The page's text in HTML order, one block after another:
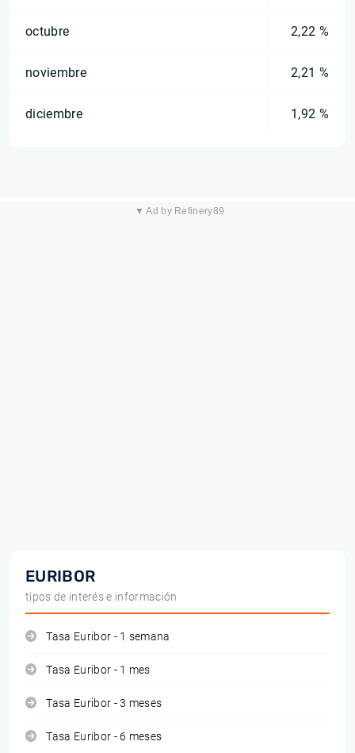
octubre 2,22 %
noviembre 2,21 %
diciembre 1,92 %
▼ Ad by Refinery89
EURIBOR
tipos de interés e información
Tasa Euribor - 1 semana
Tasa Euribor - 1 mes
Tasa Euribor - 3 meses
Tasa Euribor - 6 meses